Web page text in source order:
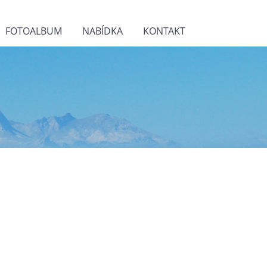
FOTOALBUM NABÍDKA KONTAKT